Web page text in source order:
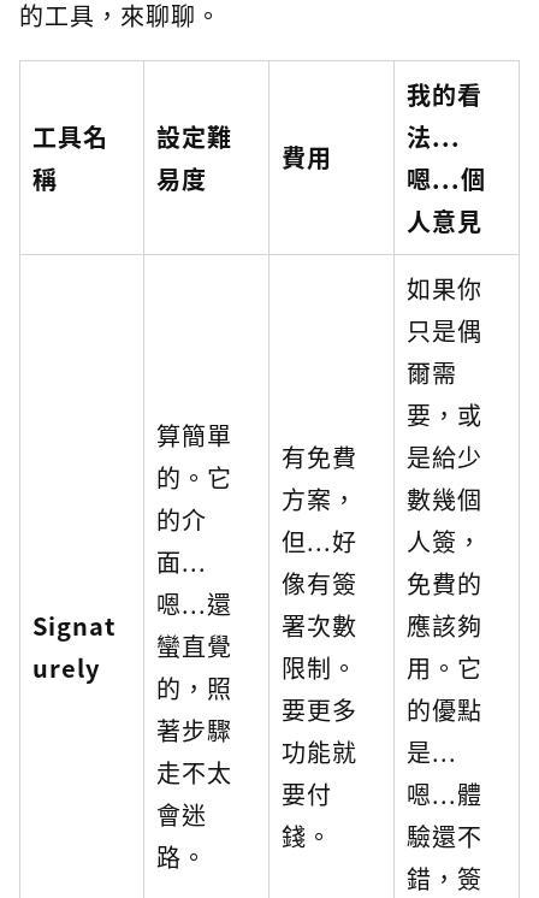
的工具，來聊聊。
工具名
稱
設定難
易度
費用
我的看
法...
嗯...個
人意見
Signat
urely
算簡單
的。它
的介
面...
嗯...還
蠻直覺
的，照
著步驟
走不太
會迷
路。
有免費
方案，
但...好
像有簽
署次數
限制。
要更多
功能就
要付
錢。
如果你
只是偶
爾需
要，或
是給少
數幾個
人簽，
免費的
應該夠
用。它
的優點
是...
嗯...體
驗還不
錯，簽